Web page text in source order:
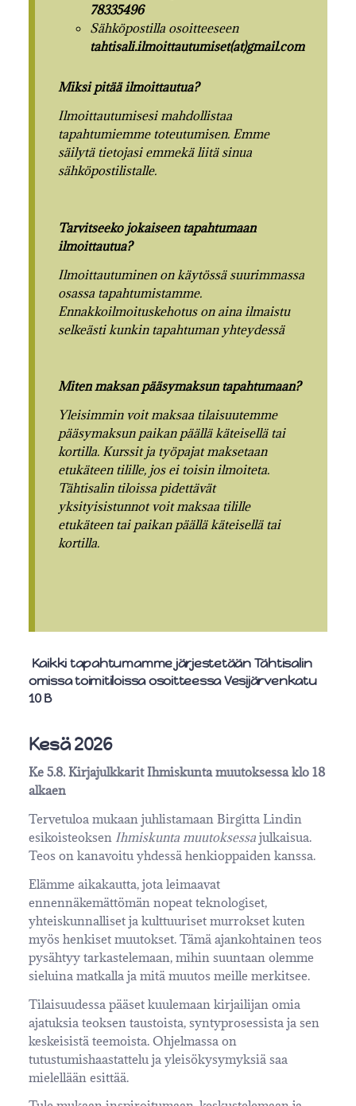
78335496
Sähköpostilla osoitteeseen
tahtisali.ilmoittautumiset(at)gmail.com
Miksi pitää ilmoittautua?
Ilmoittautumisesi mahdollistaa
tapahtumiemme toteutumisen. Emme
säilytä tietojasi emmekä liitä sinua
sähköpostilistalle.
Tarvitseeko jokaiseen tapahtumaan
ilmoittautua?
Ilmoittautuminen on käytössä suurimmassa
osassa tapahtumistamme.
Ennakkoilmoituskehotus on aina ilmaistu
selkeästi kunkin tapahtuman yhteydessä
Miten maksan pääsymaksun tapahtumaan?
Yleisimmin voit maksaa tilaisuutemme
pääsymaksun paikan päällä käteisellä tai
kortilla. Kurssit ja työpajat maksetaan
etukäteen tilille, jos ei toisin ilmoiteta.
Tähtisalin tiloissa pidettävät
yksityisistunnot voit maksaa tilille
etukäteen tai paikan päällä käteisellä tai
kortilla.
Kaikki tapahtumamme järjestetään Tähtisalin
omissa toimitiloissa osoitteessa Vesijärvenkatu
10 B
Kesä 2026
Ke 5.8. Kirjajulkkarit Ihmiskunta muutoksessa klo 18
alkaen
Tervetuloa mukaan juhlistamaan Birgitta Lindin
esikoisteoksen Ihmiskunta muutoksessajulkaisua.
Teos on kanavoitu yhdessä henkioppaiden kanssa.
Elämme aikakautta, jota leimaavat
ennennäkemättömän nopeat teknologiset,
yhteiskunnalliset ja kulttuuriset murrokset kuten
myös henkiset muutokset. Tämä ajankohtainen teos
pysähtyy tarkastelemaan, mihin suuntaan olemme
sieluina matkalla ja mitä muutos meille merkitsee.
Tilaisuudessa pääset kuulemaan kirjailijan omia
ajatuksia teoksen taustoista, syntyprosessista ja sen
keskeisistä teemoista. Ohjelmassa on
tutustumishaastattelu ja yleisökysymyksiä saa
mielellään esittää.